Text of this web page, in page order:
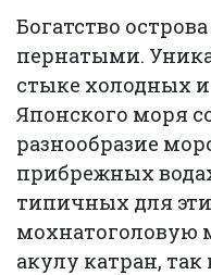
Богатство
пернатыми.
стыке холодных
Японского моря
разнообразие
прибрежных
типичных для
мохнатоголовую
акулу катран, так